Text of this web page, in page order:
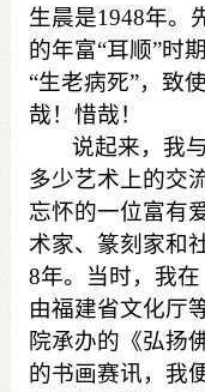
生晨是1948年。
的年富“耳顺”时
“生老病死”，致
哉！惜哉！
说起来，我与
多少艺术上的交
忘怀的一位富有
术家、篆刻家和
8年。当时，我
由福建省文化厅
院承办的《弘扬
的书画赛讯，我